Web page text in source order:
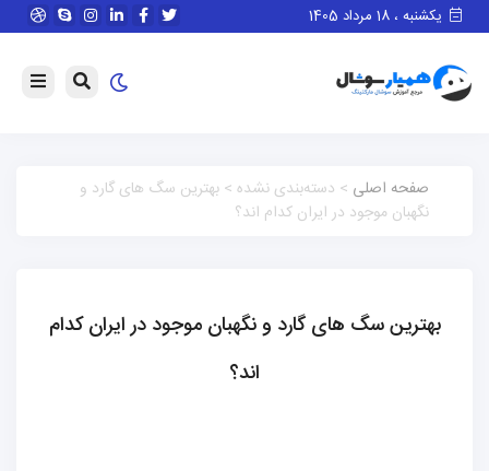
یکشنبه ، 18 مرداد 1405
صفحه اصلی > دسته‌بندی نشده > بهترین سگ های گارد و
نگهبان موجود در ایران کدام اند؟
بهترین سگ های گارد و نگهبان موجود در ایران کدام
اند؟